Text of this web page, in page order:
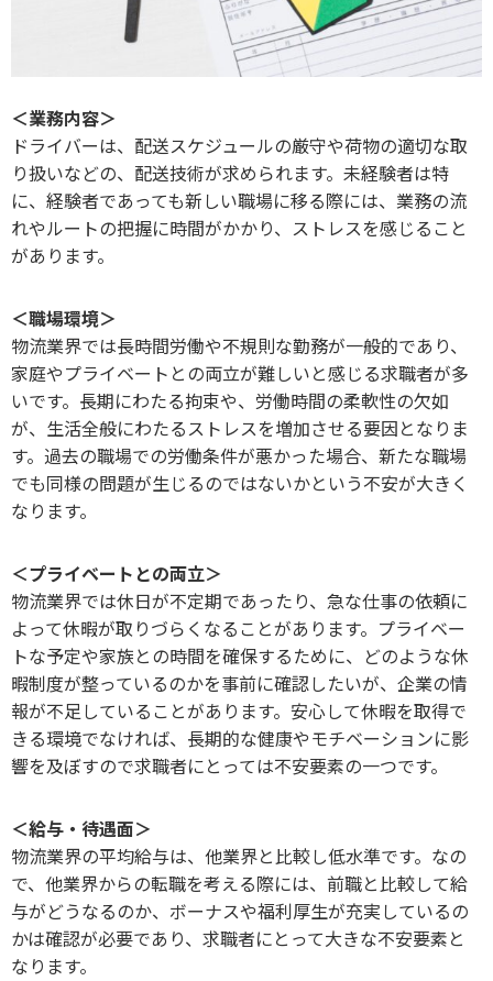
＜業務内容＞
ドライバーは、配送スケジュールの厳守や荷物の適切な取
り扱いなどの、配送技術が求められます。未経験者は特
に、経験者であっても新しい職場に移る際には、業務の流
れやルートの把握に時間がかかり、ストレスを感じること
があります。
＜職場環境＞
物流業界では長時間労働や不規則な勤務が一般的であり、
家庭やプライベートとの両立が難しいと感じる求職者が多
いです。長期にわたる拘束や、労働時間の柔軟性の欠如
が、生活全般にわたるストレスを増加させる要因となりま
す。過去の職場での労働条件が悪かった場合、新たな職場
でも同様の問題が生じるのではないかという不安が大きく
なります。
＜プライベートとの両立＞
物流業界では休日が不定期であったり、急な仕事の依頼に
よって休暇が取りづらくなることがあります。プライベー
トな予定や家族との時間を確保するために、どのような休
暇制度が整っているのかを事前に確認したいが、企業の情
報が不足していることがあります。安心して休暇を取得で
きる環境でなければ、長期的な健康やモチベーションに影
響を及ぼすので求職者にとっては不安要素の一つです。
＜給与・待遇面＞
物流業界の平均給与は、他業界と比較し低水準です。なの
で、他業界からの転職を考える際には、前職と比較して給
与がどうなるのか、ボーナスや福利厚生が充実しているの
かは確認が必要であり、求職者にとって大きな不安要素と
なります。